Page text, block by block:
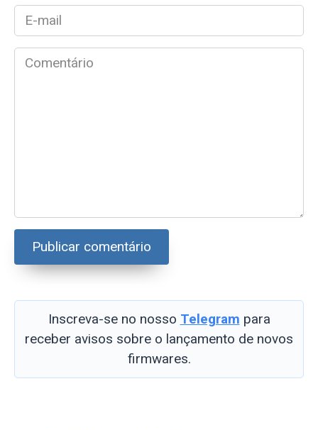
mail
*Comentário
Inscreva-se no nosso Telegram para
receber avisos sobre o lançamento de novos
firmwares.